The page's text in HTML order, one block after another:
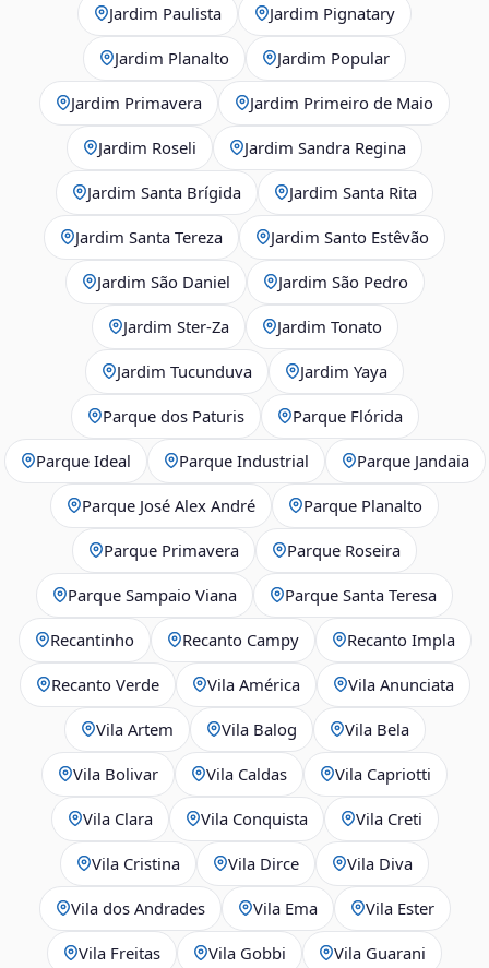
Jardim Paulista Jardim Pignatary
Jardim Planalto Jardim Popular
Jardim Primavera Jardim Primeiro de Maio
Jardim Roseli Jardim Sandra Regina
Jardim Santa Brígida Jardim Santa Rita
Jardim Santa Tereza Jardim Santo Estêvão
Jardim São Daniel Jardim São Pedro
Jardim Ster‑Za Jardim Tonato
Jardim Tucunduva Jardim Yaya
Parque dos Paturis Parque Flórida
Parque Ideal Parque Industrial Parque Jandaia
Parque José Alex André Parque Planalto
Parque Primavera Parque Roseira
Parque Sampaio Viana Parque Santa Teresa
Recantinho Recanto Campy Recanto Impla
Recanto Verde Vila América Vila Anunciata
Vila Artem Vila Balog Vila Bela
Vila Bolivar Vila Caldas Vila Capriotti
Vila Clara Vila Conquista Vila Creti
Vila Cristina Vila Dirce Vila Diva
Vila dos Andrades Vila Ema Vila Ester
Vila Freitas Vila Gobbi Vila Guarani